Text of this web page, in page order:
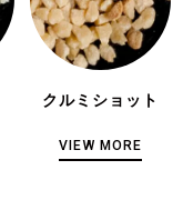
クルミショット
VIEW MORE